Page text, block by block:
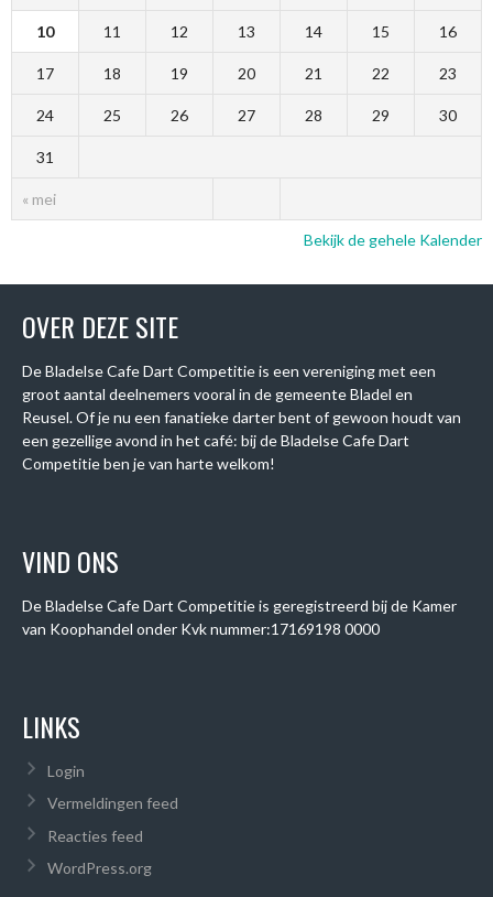
« mei
10 11 12 13 14 15 16
17 18 19 20 21 22 23
24 25 26 27 28 29 30
31
Bekijk de gehele Kalender
OVER DEZE SITE
De Bladelse Cafe Dart Competitie is een vereniging met een
groot aantal deelnemers vooral in de gemeente Bladel en
Reusel. Of je nu een fanatieke darter bent of gewoon houdt van
een gezellige avond in het café: bij de Bladelse Cafe Dart
Competitie ben je van harte welkom!
VIND ONS
De Bladelse Cafe Dart Competitie is geregistreerd bij de Kamer
van Koophandel onder Kvk nummer:17169198 0000
LINKS
Login
Vermeldingen feed
Reacties feed
WordPress.org